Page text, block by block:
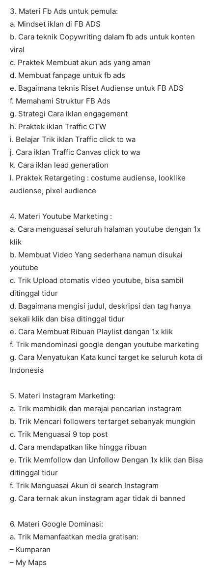
3. Materi Fb Ads untuk pemula:
a. Mindset iklan di FB ADS
b. Cara teknik Copywriting dalam fb ads untuk konten
viral
c. Praktek Membuat akun ads yang aman
d. Membuat fanpage untuk fb ads
e. Bagaimana teknis Riset Audiense untuk FB ADS
f. Memahami Struktur FB Ads
g. Strategi Cara iklan engagement
h. Praktek iklan Traffic CTW
i. Belajar Trik iklan Traffic click to wa
j. Cara iklan Traffic Canvas click to wa
k. Cara iklan lead generation
l. Praktek Retargeting : costume audiense, looklike
audiense, pixel audience
4. Materi Youtube Marketing :
a. Cara menguasai seluruh halaman youtube dengan 1x
klik
b. Membuat Video Yang sederhana namun disukai
youtube
c. Trik Upload otomatis video youtube, bisa sambil
ditinggal tidur
d. Bagaimana mengisi judul, deskripsi dan tag hanya
sekali klik dan bisa ditinggal tidur
e. Cara Membuat Ribuan Playlist dengan 1x klik
f. Trik mendominasi google dengan youtube marketing
g. Cara Menyatukan Kata kunci target ke seluruh kota di
Indonesia
5. Materi Instagram Marketing:
a. Trik membidik dan merajai pencarian instagram
b. Trik Mencari followers tertarget sebanyak mungkin
c. Trik Menguasai 9 top post
d. Cara mendapatkan like hingga ribuan
e. Trik Memfollow dan Unfollow Dengan 1x klik dan Bisa
ditinggal tidur
f. Trik Menguasai Akun di search Instagram
g. Cara ternak akun instagram agar tidak di banned
6. Materi Google Dominasi:
a. Trik Memanfaatkan media gratisan:
– Kumparan
– My Maps